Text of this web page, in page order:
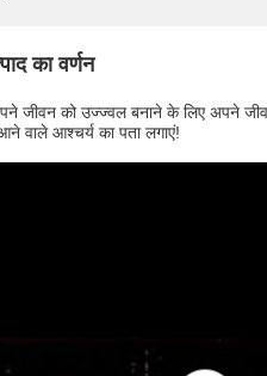
का वर्णन
जीवन को उज्ज्वल बनाने के लिए अपने
वाले आश्चर्य का पता लगाएं!